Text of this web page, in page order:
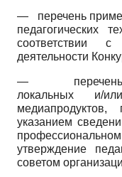
— перечень
педагогических
соответствии с
деятельности
— перечень
локальных и/
указанием
утверждение
советом